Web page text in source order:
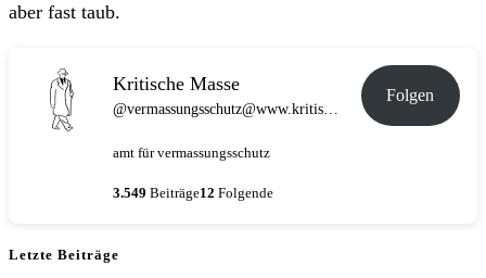
aber fast taub.
Kritische Masse
Folgen
amt für vermassungsschutz
3.549 Beiträge12 Folgende
Letzte Beiträge